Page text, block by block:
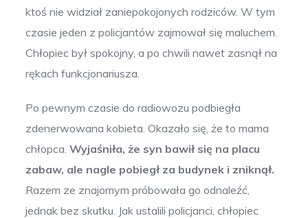
ktoś nie widział zaniepokojonych rodziców. W tym
czasie jeden z policjantów zajmował się maluchem.
Chłopiec był spokojny, a po chwili nawet zasnął na
rękach funkcjonariusza.
Po pewnym czasie do radiowozu podbiegła
zdenerwowana kobieta. Okazało się, że to mama
chłopca. Wyjaśniła, że syn bawił się na placu
zabaw, ale nagle pobiegł za budynek i zniknął.
Razem ze znajomym próbowała go odnaleźć,
jednak bez skutku. Jak ustalili policjanci, chłopiec